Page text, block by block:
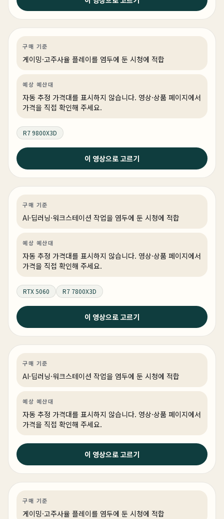
블랙 앤 화이트 투톤 튜닝의 정석! #pcbuild #블랙앤화
이트 #게이밍pc
구매 기준
게이밍·고주사율 플레이를 염두에 둔 시청에 적합
예상 예산대
자동 추정 가격대를 표시하지 않습니다. 영상·상품 페이지에서
가격을 직접 확인해 주세요.
R7 9800X3D
이 영상으로 고르기
AI·딥러닝
2026년 6월 24일
2026 상반기 최고의 아웃풋 리안리 O11 VISION-M 최대
한 컴팩트하게! 디자인 퀄리티는 지키면서 쿨링성능 확장
성 다 놓치지 않은 시스템 입니다.
구매 기준
AI·딥러닝·워크스테이션 작업을 염두에 둔 시청에 적합
예상 예산대
자동 추정 가격대를 표시하지 않습니다. 영상·상품 페이지에서
가격을 직접 확인해 주세요.
RTX 5060 R7 7800X3D
이 영상으로 고르기
AI·딥러닝
2026년 6월 23일
3억짜리 AI 서버 만들기
구매 기준
AI·딥러닝·워크스테이션 작업을 염두에 둔 시청에 적합
예상 예산대
자동 추정 가격대를 표시하지 않습니다. 영상·상품 페이지에서
가격을 직접 확인해 주세요.
이 영상으로 고르기
2026년 6월 23일
내컴퓨터 그래도 PC방보다는 좋아야 하지 않을까요 ? #월
간견적 #gamingpc #PC추천
구매 기준
게이밍·고주사율 플레이를 염두에 둔 시청에 적합